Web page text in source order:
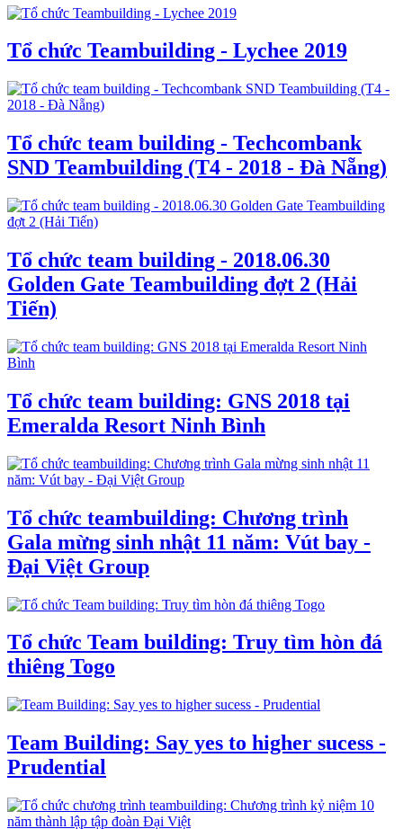
Tổ chức Teambuilding - Lychee 2019
Tổ chức team building - Techcombank
SND Teambuilding (T4 - 2018 - Đà Nẵng)
Tổ chức team building - 2018.06.30
Golden Gate Teambuilding đợt 2 (Hải
Tiến)
Tổ chức team building: GNS 2018 tại
Emeralda Resort Ninh Bình
Tổ chức teambuilding: Chương trình
Gala mừng sinh nhật 11 năm: Vút bay -
Đại Việt Group
Tổ chức Team building: Truy tìm hòn đá
thiêng Togo
Team Building: Say yes to higher sucess -
Prudential